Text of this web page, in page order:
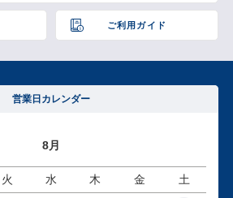
ご利用ガイド
へ
営業日カレンダー
8月
火 水 木 金 土